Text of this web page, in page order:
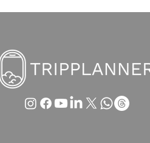
Austrian Airlines im Sinkflug